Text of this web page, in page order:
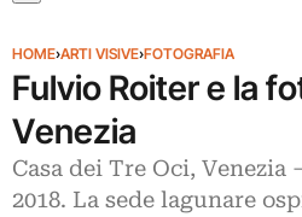
HOME›ARTI VISIVE›FOTOGRAFIA
Fulvio Roiter e la
Venezia
Casa dei Tre Oci, Venezia
2018. La sede lagunare